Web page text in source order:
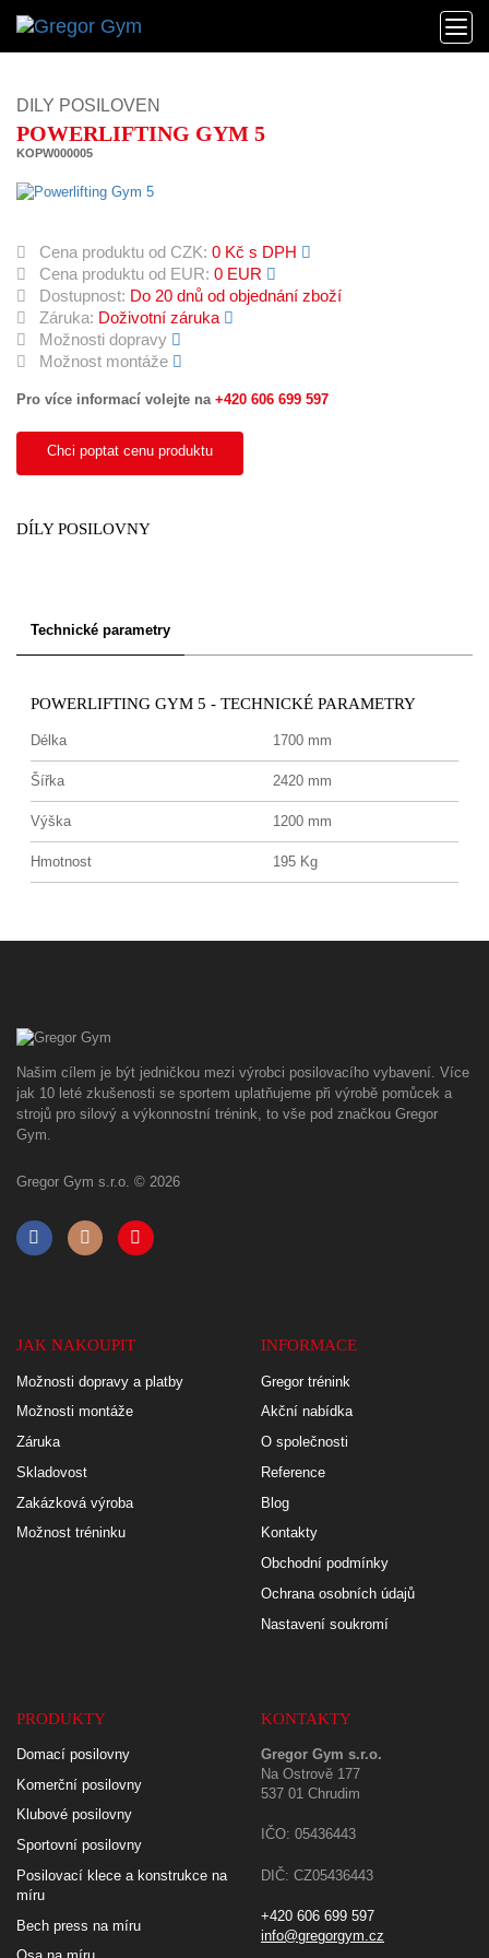
DILY POSILOVEN
POWERLIFTING GYM 5
KOPW000005
Cena produktu od CZK: 0 Kč s DPH
Cena produktu od EUR: 0 EUR
Dostupnost: Do 20 dnů od objednání zboží
Záruka: Doživotní záruka
Možnosti dopravy
Možnost montáže
Pro více informací volejte na +420 606 699 597
Chci poptat cenu produktu
DÍLY POSILOVNY
Technické parametry
POWERLIFTING GYM 5 - TECHNICKÉ PARAMETRY
Délka 1700 mm
Šířka 2420 mm
Výška 1200 mm
Hmotnost 195 Kg
Našim cílem je být jedničkou mezi výrobci posilovacího vybavení. Více
jak 10 leté zkušenosti se sportem uplatňujeme při výrobě pomůcek a
strojů pro silový a výkonnostní trénink, to vše pod značkou Gregor
Gym.
Gregor Gym s.r.o. © 2026
JAK NAKOUPIT
Možnosti dopravy a platby
Možnosti montáže
Záruka
Skladovost
Zakázková výroba
Možnost tréninku
INFORMACE
Gregor trénink
Akční nabídka
O společnosti
Reference
Blog
Kontakty
Obchodní podmínky
Ochrana osobních údajů
Nastavení soukromí
PRODUKTY
Domací posilovny
Komerční posilovny
Klubové posilovny
Sportovní posilovny
Posilovací klece a konstrukce na
míru
Bech press na míru
KONTAKTY
Gregor Gym s.r.o.
Na Ostrově 177
537 01 Chrudim
IČO: 05436443
DIČ: CZ05436443
+420 606 699 597
info@gregorgym.cz